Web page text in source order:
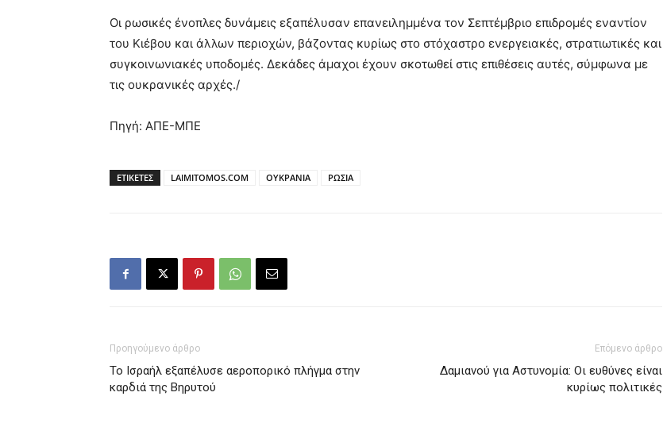
Οι ρωσικές ένοπλες δυνάμεις εξαπέλυσαν επανειλημμένα τον Σεπτέμβριο επιδρομές εναντίον
του Κιέβου και άλλων περιοχών, βάζοντας κυρίως στο στόχαστρο ενεργειακές, στρατιωτικές και
συγκοινωνιακές υποδομές. Δεκάδες άμαχοι έχουν σκοτωθεί στις επιθέσεις αυτές, σύμφωνα με
τις ουκρανικές αρχές./
Πηγή: ΑΠΕ-ΜΠΕ
ΕΤΙΚΕΤΕΣ LAIMITOMOS.COM ΟΥΚΡΑΝΙΑ ΡΩΣΙΑ
Προηγούμενο άρθρο
Το Ισραήλ εξαπέλυσε αεροπορικό πλήγμα στην
καρδιά της Βηρυτού
Επόμενο άρθρο
Δαμιανού για Αστυνομία: Οι ευθύνες είναι
κυρίως πολιτικές